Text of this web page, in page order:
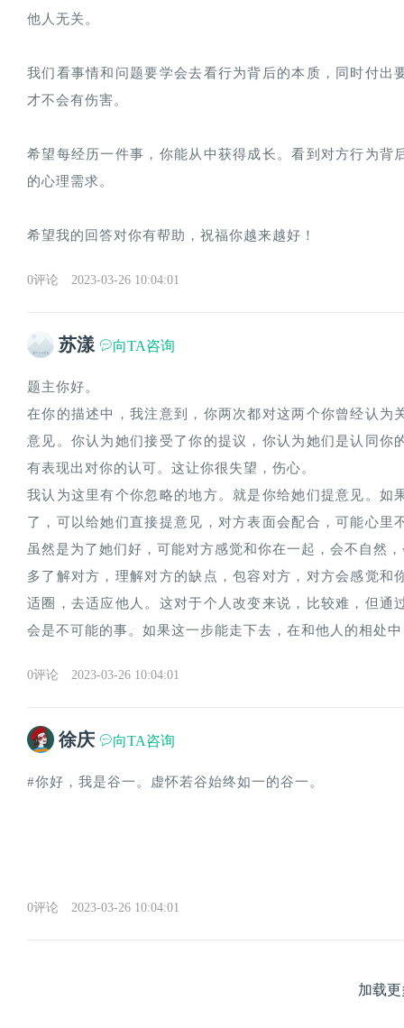
他人无关。
我们看事情和问题要学会去看行为背后的本质，同时付
才不会有伤害。
希望每经历一件事，你能从中获得成长。看到对方行为
的心理需求。
希望我的回答对你有帮助，祝福你越来越好！
0评论 2023-03-26 10:04:01
苏漾 向TA咨询
题主你好。
在你的描述中，我注意到，你两次都对这两个你曾经认
意见。你认为她们接受了你的提议，你认为她们是认同
有表现出对你的认可。这让你很失望，伤心。
我认为这里有个你忽略的地方。就是你给她们提意见。
了，可以给她们直接提意见，对方表面会配合，可能心
虽然是为了她们好，可能对方感觉和你在一起，会不自然
多了解对方，理解对方的缺点，包容对方，对方会感觉
适圈，去适应他人。这对于个人改变来说，比较难，但
会是不可能的事。如果这一步能走下去，在和他人的相处
0评论 2023-03-26 10:04:01
徐庆 向TA咨询
#你好，我是谷一。虚怀若谷始终如一的谷一。
0评论 2023-03-26 10:04:01
加载